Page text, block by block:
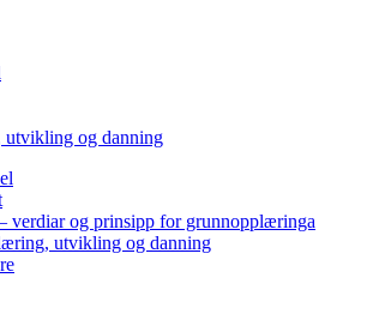
og danning
verdiar og prinsipp for grunnopplæringa
utvikling og danning